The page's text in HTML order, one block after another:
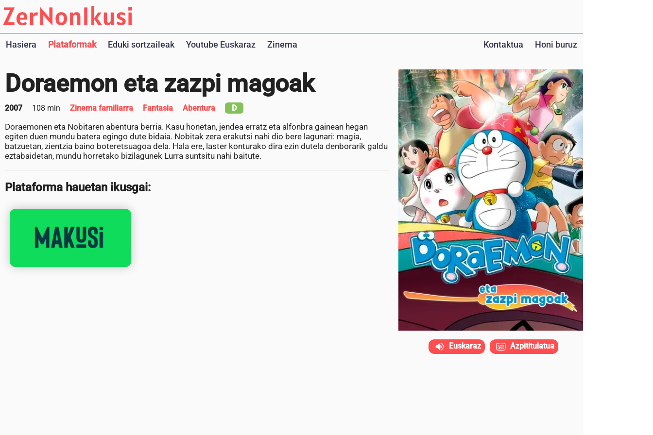
Hasiera Plataformak Eduki sortzaileak Youtube Euskaraz Zinema Kontaktua Honi buruz
Doraemon eta zazpi magoak
2007 108 min Zinema familiarra Fantasia Abentura D
Doraemonen eta Nobitaren abentura berria. Kasu honetan, jendea erratz eta alfonbra gainean hegan
egiten duen mundu batera egingo dute bidaia. Nobitak zera erakutsi nahi dio bere lagunari: magia,
batzuetan, zientzia baino boteretsuagoa dela. Hala ere, laster konturako dira ezin dutela denborarik galdu
eztabaidetan, mundu horretako bizilagunek Lurra suntsitu nahi baitute.
Plataforma hauetan ikusgai:
Euskaraz Azpititulatua